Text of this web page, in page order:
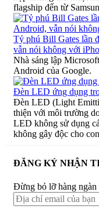
flagship đến từ
Tỷ phú Bill Gates lần
vẫn nói không với
Nhà sáng lập
Android của Google.
Đèn LED ứng dụng
Đèn LED (Light
thiện với môi trường
LED không sử dụng
không gây độc cho
ĐĂNG KÝ NHẬN
Đừng bỏ lỡ hàng ngàn